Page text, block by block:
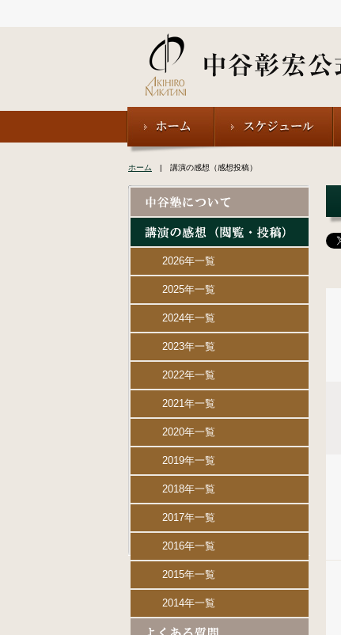
ホーム | 講演の感想（感想投稿）
2026年一覧
2025年一覧
2024年一覧
2023年一覧
2022年一覧
2021年一覧
2020年一覧
2019年一覧
2018年一覧
2017年一覧
2016年一覧
2015年一覧
2014年一覧